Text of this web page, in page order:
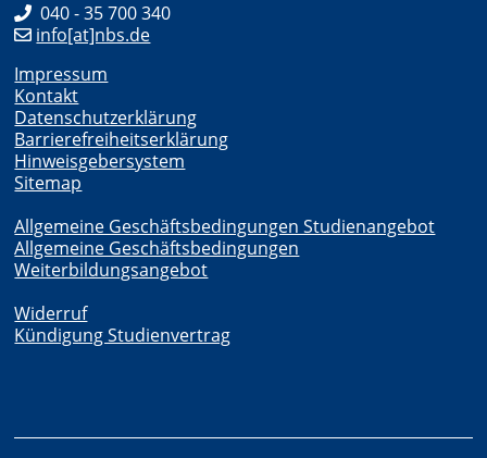
040 - 35 700 340
info[at]nbs.de
Impressum
Kontakt
Datenschutzerklärung
Barrierefreiheitserklärung
Hinweisgebersystem
Sitemap
Allgemeine Geschäftsbedingungen Studienangebot
Allgemeine Geschäftsbedingungen
Weiterbildungsangebot
Widerruf
Kündigung Studienvertrag